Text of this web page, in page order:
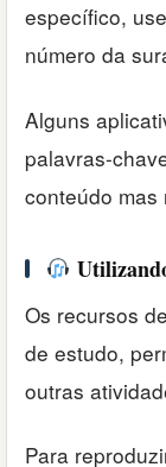
específico,
número da
Alguns
palavras-
conteúdo
Os recursos
de estudo,
outras
Para